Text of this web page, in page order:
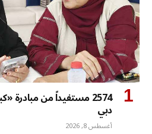
2574 مستفيداً من مبادرة
دبي
أغسطس 8, 2026